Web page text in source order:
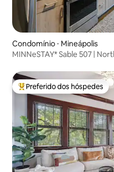
Condomínio ⋅ Mineápolis
MINNeSTAY* Sable 507 |
Entre os melhores
Preferido dos hóspedes